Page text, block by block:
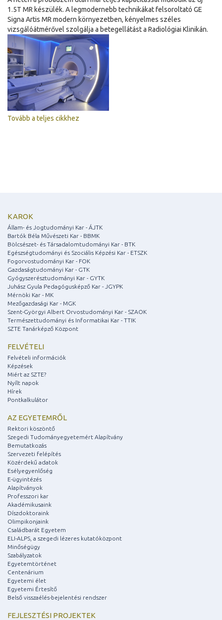
1.5T MR készülék. A legmodernebb technikákat felsoroltató GE
Signa Artis MR modern környezetben, kényelmes széles
vizsgálóátmérővel szolgálja a betegellátást a Radiológiai Klinikán.
Tovább a teljes cikkhez
KAROK
Állam- és Jogtudományi Kar - ÁJTK
Bartók Béla Művészeti Kar - BBMK
Bölcsészet- és Társadalomtudományi Kar - BTK
Egészségtudományi és Szociális Képzési Kar - ETSZK
Fogorvostudományi Kar - FOK
Gazdaságtudományi Kar - GTK
Gyógyszerésztudományi Kar - GYTK
Juhász Gyula Pedagógusképző Kar - JGYPK
Mérnöki Kar - MK
Mezőgazdasági Kar - MGK
Szent-Györgyi Albert Orvostudományi Kar - SZAOK
Természettudományi és Informatikai Kar - TTIK
SZTE Tanárképző Központ
FELVÉTELI
Felvételi információk
Képzések
Miért az SZTE?
Nyílt napok
Hírek
Pontkalkulátor
AZ EGYETEMRŐL
Rektori köszöntő
Szegedi Tudományegyetemért Alapítvány
Bemutatkozás
Szervezeti felépítés
Közérdekű adatok
Esélyegyenlőség
E-ügyintézés
Alapítványok
Professzori kar
Akadémikusaink
Díszdoktoraink
Olimpikonjaink
Családbarát Egyetem
ELI-ALPS, a szegedi lézeres kutatóközpont
Minőségügy
Szabályzatok
Egyetemtörténet
Centenárium
Egyetemi élet
Egyetemi Értesítő
Belső visszaélés-bejelentési rendszer
FEJLESZTÉSI PROJEKTEK